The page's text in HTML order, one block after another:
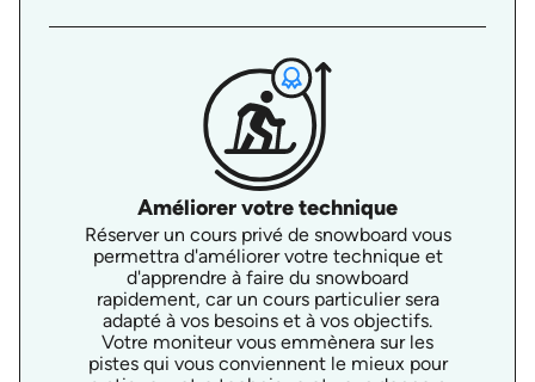
Améliorer votre technique
Réserver un cours privé de snowboard vous
permettra d'améliorer votre technique et
d'apprendre à faire du snowboard
rapidement, car un cours particulier sera
adapté à vos besoins et à vos objectifs.
Votre moniteur vous emmènera sur les
pistes qui vous conviennent le mieux pour